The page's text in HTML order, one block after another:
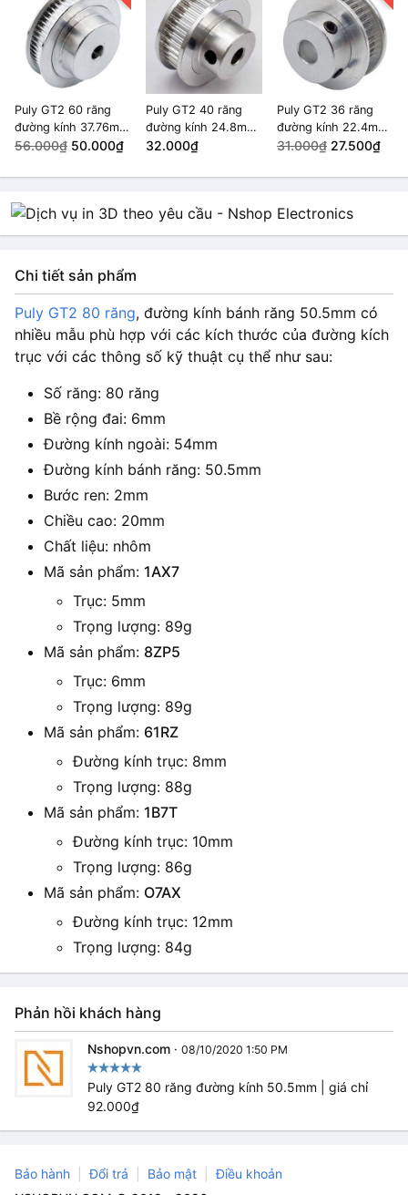
Puly GT2 60 răng
đường kính 37.76mm
trục 6mm
56.000₫ 50.000₫
Puly GT2 40 răng
đường kính 24.8mm
trục 5mm
32.000₫
Puly GT2 36 răng
đường kính 22.4mm
trục 6.35mm
31.000₫ 27.500₫
Chi tiết sản phẩm
Puly GT2 80 răng, đường kính bánh răng 50.5mm có
nhiều mẫu phù hợp với các kích thước của đường kích
trục với các thông số kỹ thuật cụ thể như sau:
Số răng: 80 răng
Bề rộng đai: 6mm
Đường kính ngoài: 54mm
Đường kính bánh răng: 50.5mm
Bước ren: 2mm
Chiều cao: 20mm
Chất liệu: nhôm
Mã sản phẩm: 1AX7
Trục: 5mm
Trọng lượng: 89g
Mã sản phẩm: 8ZP5
Trục: 6mm
Trọng lượng: 89g
Mã sản phẩm: 61RZ
Đường kính trục: 8mm
Trọng lượng: 88g
Mã sản phẩm: 1B7T
Đường kính trục: 10mm
Trọng lượng: 86g
Mã sản phẩm: O7AX
Đường kính trục: 12mm
Trọng lượng: 84g
Phản hồi khách hàng
Nshopvn.com · 08/10/2020 1:50 PM
Puly GT2 80 răng đường kính 50.5mm | giá chỉ
92.000₫
Bảo hành Đổi trả Bảo mật
Điều khoản